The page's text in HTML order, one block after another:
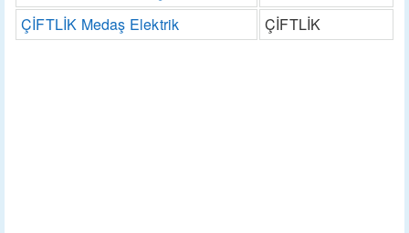
ÇİFTLİK Medaş Elektrik
ÇİFTLİK